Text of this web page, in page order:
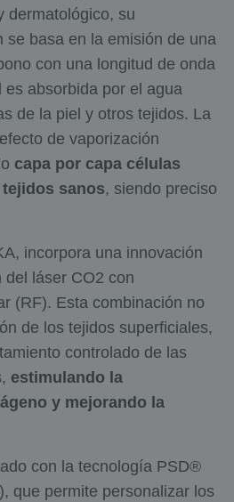
dermatológico, su
se basa en la emisión de una
con una longitud de onda
es absorbida por el agua
de la piel y otros tejidos. La
de vaporización
capa por capa células
sanos, siendo preciso
incorpora una innovación
del láser CO2 con
(RF). Esta combinación no
de los tejidos superficiales,
controlado de las
estimulando la
y mejorando la
con la tecnología PSD®
que permite personalizar los